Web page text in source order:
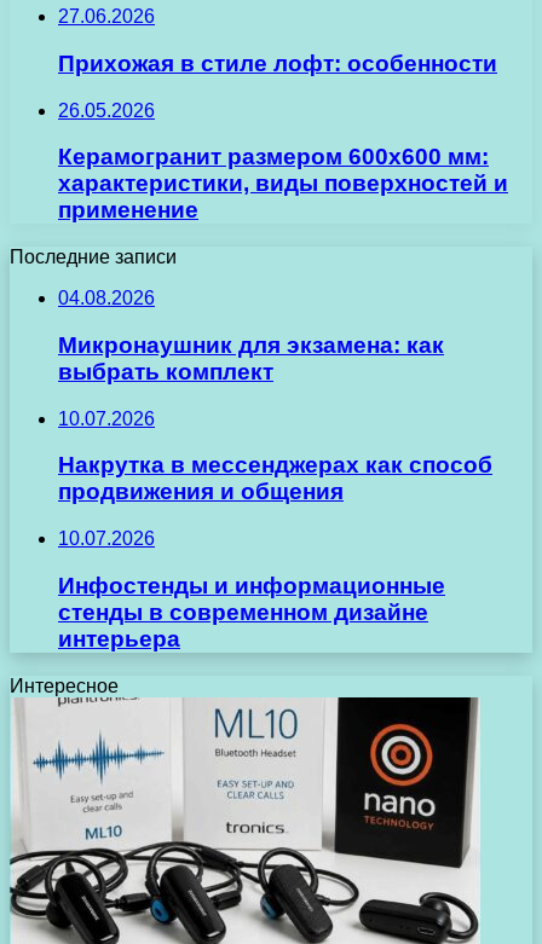
27.06.2026
Прихожая в стиле лофт: особенности
26.05.2026
Керамогранит размером 600х600 мм:
характеристики, виды поверхностей и
применение
Последние записи
04.08.2026
Микронаушник для экзамена: как
выбрать комплект
10.07.2026
Накрутка в мессенджерах как способ
продвижения и общения
10.07.2026
Инфостенды и информационные
стенды в современном дизайне
интерьера
Интересное